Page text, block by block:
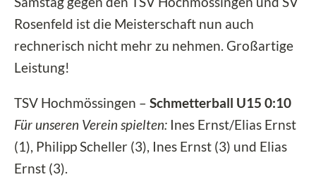
Rosenfeld ist die Meisterschaft nun auch
rechnerisch nicht mehr zu nehmen. Großartige
Leistung!
TSV Hochmössingen – Schmetterball U15 0:10
Für unseren Verein spielten: Ines Ernst/Elias Ernst
(1), Philipp Scheller (3), Ines Ernst (3) und Elias
Ernst (3).